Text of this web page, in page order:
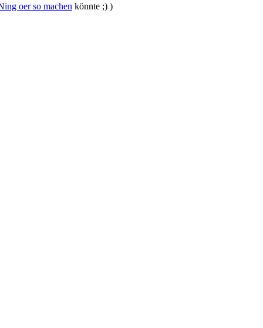
oer so machen könnte ;) )